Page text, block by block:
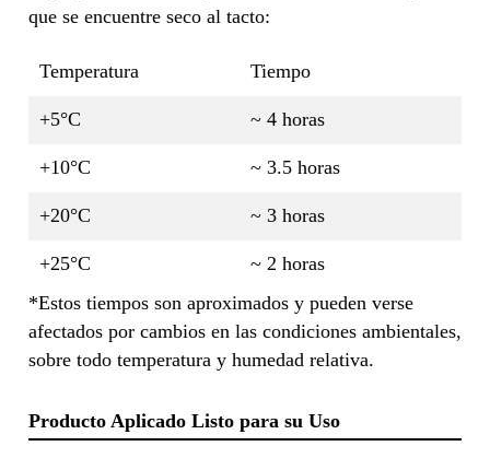
que se encuentre seco al tacto:
Temperatura Tiempo
+5°C ~ 4 horas
+10°C ~ 3.5 horas
+20°C ~ 3 horas
+25°C
~ 2 horas
*Estos tiempos son aproximados y pueden verse
afectados por cambios en las condiciones ambientales,
sobre todo temperatura y humedad relativa.
Producto Aplicado Listo para su Uso